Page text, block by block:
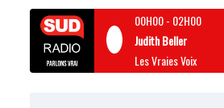
00H00- 02H00
Judith Beller
Les Vraies Voix